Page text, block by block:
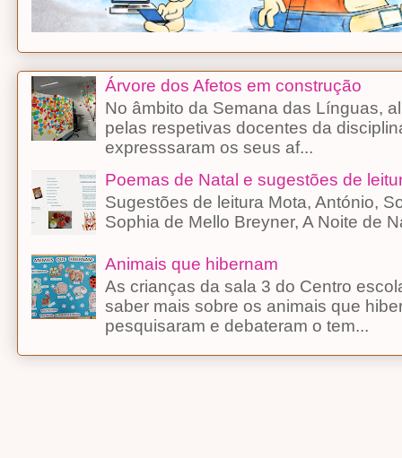
Árvore dos Afetos em construção
No âmbito da Semana das Línguas,
pelas respetivas docentes da
expresssaram os seus af...
Poemas de Natal e sugestões de
Sugestões de leitura Mota, António,
Sophia de Mello Breyner, A Noite
Animais que hibernam
As crianças da sala 3 do Centro
saber mais sobre os animais que
pesquisaram e debateram o tem...